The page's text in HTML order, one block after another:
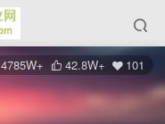
4785W+ 42.8W+ 101